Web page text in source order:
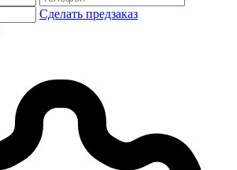
Сделать предзаказ